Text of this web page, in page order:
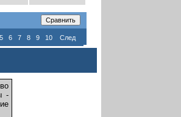
5 6 7 8 9 10 След
-